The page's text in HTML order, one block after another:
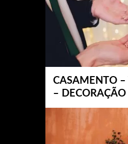
CASAMENTO –
– DECORAÇÃO